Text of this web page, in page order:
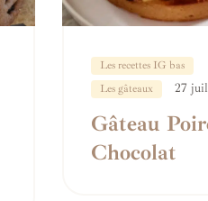
Les recettes IG bas
Les gâteaux
27
Gâteau
Chocolat